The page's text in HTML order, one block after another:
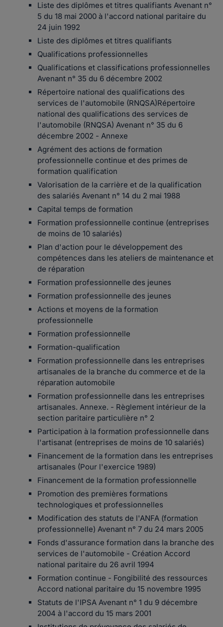
Liste des diplômes et titres qualifiants Avenant n°
5 du 18 mai 2000 à l'accord national paritaire du
24 juin 1992
Liste des diplômes et titres qualifiants
Qualifications professionnelles
Qualifications et classifications professionnelles
Avenant n° 35 du 6 décembre 2002
Répertoire national des qualifications des
services de l'automobile (RNQSA)Répertoire
national des qualifications des services de
l'automobile (RNQSA) Avenant n° 35 du 6
décembre 2002 - Annexe
Agrément des actions de formation
professionnelle continue et des primes de
formation qualification
Valorisation de la carrière et de la qualification
des salariés Avenant n° 14 du 2 mai 1988
Capital temps de formation
Formation professionnelle continue (entreprises
de moins de 10 salariés)
Plan d'action pour le développement des
compétences dans les ateliers de maintenance et
de réparation
Formation professionnelle des jeunes
Formation professionnelle des jeunes
Actions et moyens de la formation
professionnelle
Formation professionnelle
Formation-qualification
Formation professionnelle dans les entreprises
artisanales de la branche du commerce et de la
réparation automobile
Formation professionnelle dans les entreprises
artisanales. Annexe. - Règlement intérieur de la
section paritaire particulière n° 2
Participation à la formation professionnelle dans
l'artisanat (entreprises de moins de 10 salariés)
Financement de la formation dans les entreprises
artisanales (Pour l'exercice 1989)
Financement de la formation professionnelle
Promotion des premières formations
technologiques et professionnelles
Modification des statuts de l'ANFA (formation
professionnelle) Avenant n° 7 du 24 mars 2005
Fonds d'assurance formation dans la branche des
services de l'automobile - Création Accord
national paritaire du 26 avril 1994
Formation continue - Fongibilité des ressources
Accord national paritaire du 15 novembre 1995
Statuts de l'IPSA Avenant n° 1 du 9 décembre
2004 à l'accord du 15 mars 2001